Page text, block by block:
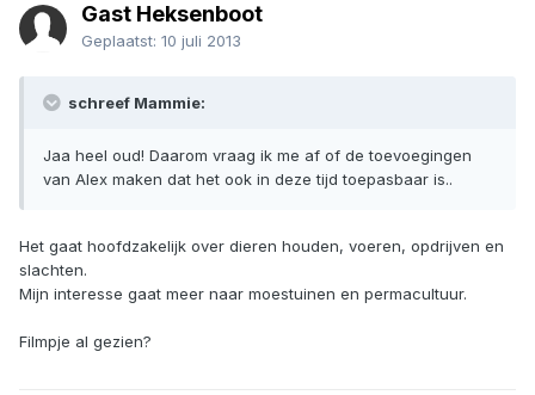
Gast Heksenboot
Geplaatst: 10 juli 2013
schreef Mammie:
Jaa heel oud! Daarom vraag ik me af of de toevoegingen
van Alex maken dat het ook in deze tijd toepasbaar is..
Het gaat hoofdzakelijk over dieren houden, voeren, opdrijven en
slachten.
Mijn interesse gaat meer naar moestuinen en permacultuur.
Filmpje al gezien?